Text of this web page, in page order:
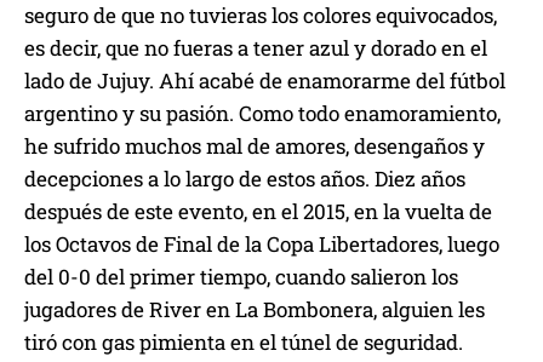
seguro de que no tuvieras los colores equivocados,
es decir, que no fueras a tener azul y dorado en el
lado de Jujuy. Ahí acabé de enamorarme del fútbol
argentino y su pasión. Como todo enamoramiento,
he sufrido muchos mal de amores, desengaños y
decepciones a lo largo de estos años. Diez años
después de este evento, en el 2015, en la vuelta de
los Octavos de Final de la Copa Libertadores, luego
del 0-0 del primer tiempo, cuando salieron los
jugadores de River en La Bombonera, alguien les
tiró con gas pimienta en el túnel de seguridad.